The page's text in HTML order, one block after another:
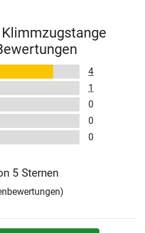
4
1
0
0
0
5 Sternen